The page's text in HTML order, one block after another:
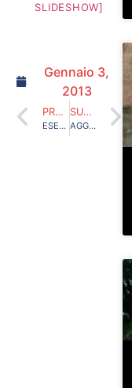
SLIDESHOW]
Gennaio 3,
2013
PRECEDENTE
ESEMPIO DI COSA VERAMENTE FUNZIONA NEL FAMIGERATO MODELLO INGLESE
SUCCESSIVO
AGGIORNAMENTO SEZIONE FOTO R.B.E. 2012/2013